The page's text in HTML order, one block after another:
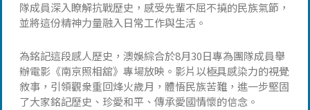
隊成員深入瞭解抗戰歷史，感受先輩不屈不撓的民族氣節，
並將這份精神力量融入日常工作與生活。
為銘記這段感人歷史，澳娛綜合於8月30日專為團隊成員舉
辦電影《南京照相舘》專場放映。影片以極具感染力的視覺
敘事，引領觀衆重回烽火歲月，體悟民族苦難，進一步堅固
了大家銘記歷史、珍愛和平、傳承愛國情懷的信念。